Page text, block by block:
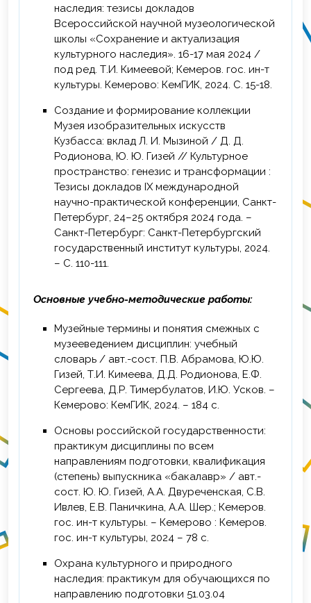
наследия: тезисы докладов
Всероссийской научной музеологической
школы «Сохранение и актуализация
культурного наследия». 16-17 мая 2024 /
под ред. Т.И. Кимеевой; Кемеров. гос. ин-т
культуры. Кемерово: КемГИК, 2024. С. 15-18.
Создание и формирование коллекции
Музея изобразительных искусств
Кузбасса: вклад Л. И. Мызиной / Д. Д.
Родионова, Ю. Ю. Гизей // Культурное
пространство: генезис и трансформации :
Тезисы докладов IX международной
научно-практической конференции, Санкт-
Петербург, 24–25 октября 2024 года. –
Санкт-Петербург: Санкт-Петербургский
государственный институт культуры, 2024.
– С. 110-111.
Основные учебно-методические работы:
Музейные термины и понятия смежных с
музееведением дисциплин: учебный
словарь / авт.-сост. П.В. Абрамова, Ю.Ю.
Гизей, Т.И. Кимеева, Д.Д. Родионова, Е.Ф.
Сергеева, Д.Р. Тимербулатов, И.Ю. Усков. –
Кемерово: КемГИК, 2024. – 184 с.
Основы российской государственности:
практикум дисциплины по всем
направлениям подготовки, квалификация
(степень) выпускника «бакалавр» / авт.-
сост. Ю. Ю. Гизей, А.А. Двуреченская, С.В.
Ивлев, Е.В. Паничкина, А.А. Шер.; Кемеров.
гос. ин-т культуры. – Кемерово : Кемеров.
гос. ин-т культуры, 2024 – 78 с.
Охрана культурного и природного
наследия: практикум для обучающихся по
направлению подготовки 51.03.04